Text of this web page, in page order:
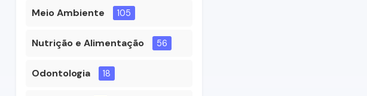
Meio Ambiente 105
Nutrição e Alimentação 56
Odontologia 18